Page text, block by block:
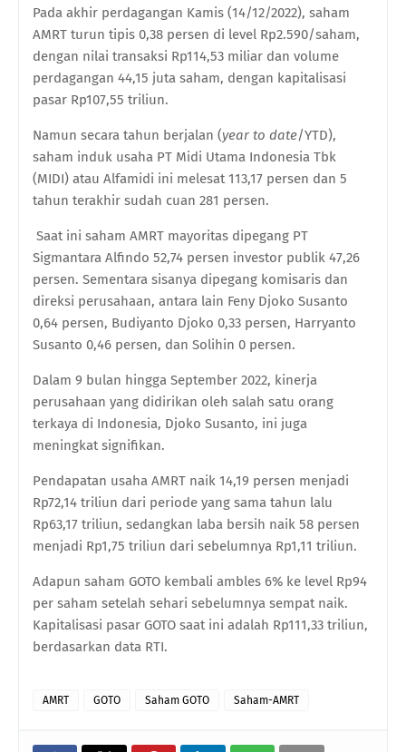
Pada akhir perdagangan Kamis (14/12/2022), saham
AMRT turun tipis 0,38 persen di level Rp2.590/saham,
dengan nilai transaksi Rp114,53 miliar dan volume
perdagangan 44,15 juta saham, dengan kapitalisasi
pasar Rp107,55 triliun.
Namun secara tahun berjalan (year to date/YTD),
saham induk usaha PT Midi Utama Indonesia Tbk
(MIDI) atau Alfamidi ini melesat 113,17 persen dan 5
tahun terakhir sudah cuan 281 persen.
Saat ini saham AMRT mayoritas dipegang PT
Sigmantara Alfindo 52,74 persen investor publik 47,26
persen. Sementara sisanya dipegang komisaris dan
direksi perusahaan, antara lain Feny Djoko Susanto
0,64 persen, Budiyanto Djoko 0,33 persen, Harryanto
Susanto 0,46 persen, dan Solihin 0 persen.
Dalam 9 bulan hingga September 2022, kinerja
perusahaan yang didirikan oleh salah satu orang
terkaya di Indonesia, Djoko Susanto, ini juga
meningkat signifikan.
Pendapatan usaha AMRT naik 14,19 persen menjadi
Rp72,14 triliun dari periode yang sama tahun lalu
Rp63,17 triliun, sedangkan laba bersih naik 58 persen
menjadi Rp1,75 triliun dari sebelumnya Rp1,11 triliun.
Adapun saham GOTO kembali ambles 6% ke level Rp94
per saham setelah sehari sebelumnya sempat naik.
Kapitalisasi pasar GOTO saat ini adalah Rp111,33 triliun,
berdasarkan data RTI.
AMRT GOTO Saham GOTO Saham-AMRT